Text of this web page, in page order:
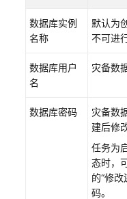
数据库实例
名称
默认为
不可进
数据库用户
名
灾备数
数据库密码
灾备数
建后修
任务为
态时，
的“修改
码。